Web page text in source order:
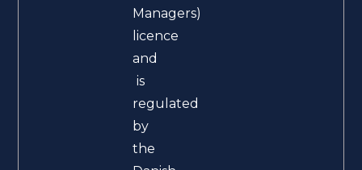
Managers)
licence
and
is
regulated
by
the